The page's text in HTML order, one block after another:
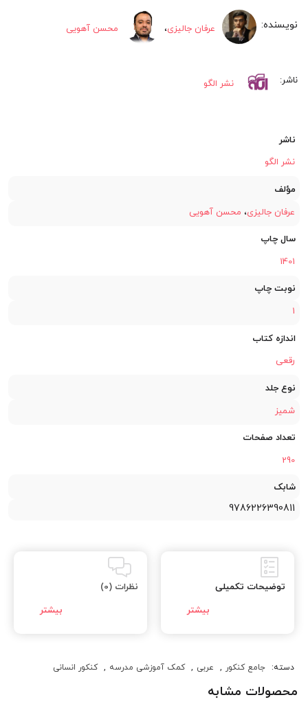
۶۶,۵۰۰
تومان.
عرفان جالیزی، محسن آهویی
نشر الگو
ناشر
نشر الگو
مؤلف
عرفان جالیزی، محسن آهویی
سال چاپ
1401
نوبت چاپ
1
اندازه کتاب
رقعی
نوع جلد
شمیز
تعداد صفحات
290
شابک
9786226390811
توضیحات تکمیلی نظرات (0)
دسته: جامع کنکور , عربی , کمک آموزشی مدرسه , کنکور انسانی
محصولات مشابه